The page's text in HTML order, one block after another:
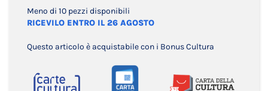
Meno di 10 pezzi disponibili
RICEVILO ENTRO IL 26 AGOSTO
Questo articolo è acquistabile con i Bonus Cultura